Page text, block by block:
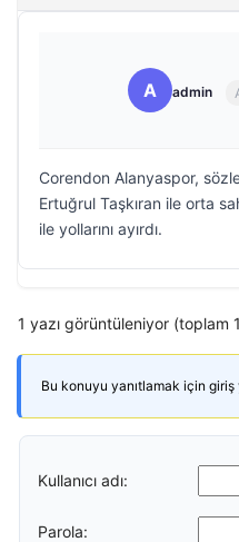
A admin
Corendon Alanyaspor,
Ertuğrul Taşkıran ile orta
ile yollarını ayırdı.
1 yazı görüntüleniyor (toplam
Bu konuyu yanıtlamak için giriş
Kullanıcı adı:
Parola: